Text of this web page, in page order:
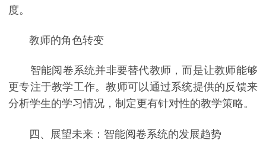
度。
教师的角色转变
智能阅卷系统并非要替代教师，而是让教师能够
更专注于教学工作。教师可以通过系统提供的反馈来
分析学生的学习情况，制定更有针对性的教学策略。
四、展望未来：智能阅卷系统的发展趋势